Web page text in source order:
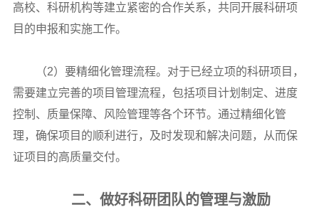
高校、科研机构等建立紧密的合作关系，共同开展科研项
目的申报和实施工作。
（2）要精细化管理流程。对于已经立项的科研项目，
需要建立完善的项目管理流程，包括项目计划制定、进度
控制、质量保障、风险管理等各个环节。通过精细化管
理，确保项目的顺利进行，及时发现和解决问题，从而保
证项目的高质量交付。
二、做好科研团队的管理与激励